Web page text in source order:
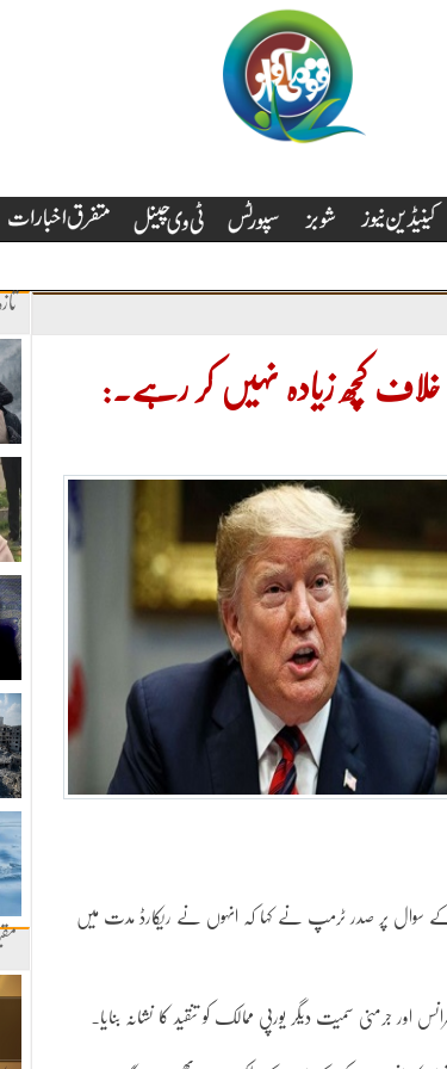
کچھ زیادہ نہیں کر رہے۔:
سوال پر صدر ٹرمپ نے کہا کہ انہوں نے ریکارڈ مدت میں
جرمنی سمیت دیگر یورپی ممالک کو تنقید کا نشانہ بنایا۔